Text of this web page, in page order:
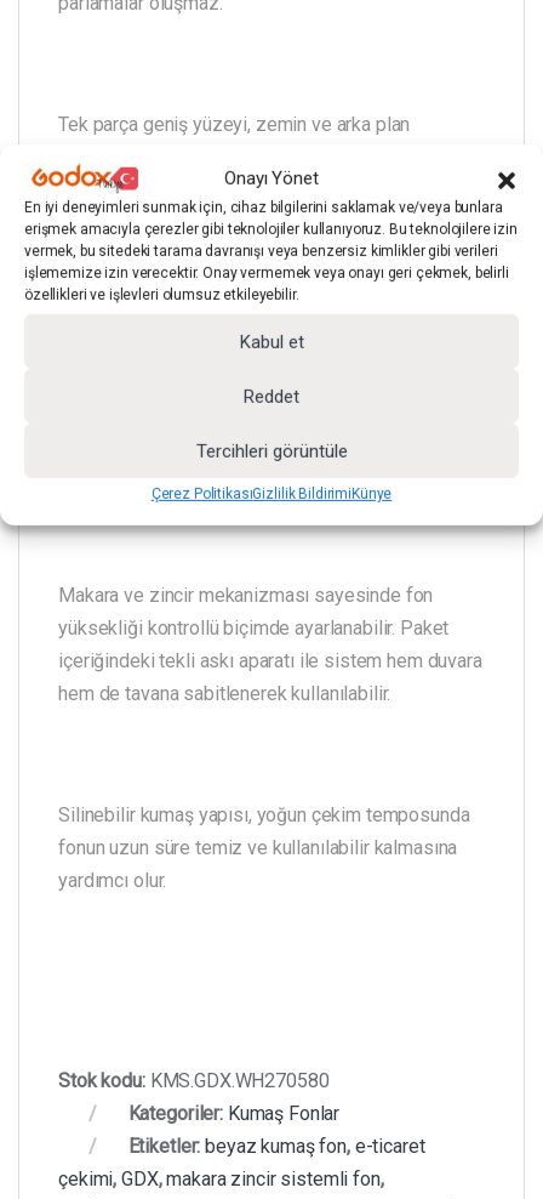
Onayı Yönet
En iyi deneyimleri sunmak için, cihaz bilgilerini saklamak ve/veya bunlara
erişmek amacıyla çerezler gibi teknolojiler kullanıyoruz. Bu teknolojilere izin
vermek, bu sitedeki tarama davranışı veya benzersiz kimlikler gibi verileri
işlememize izin verecektir. Onay vermemek veya onayı geri çekmek, belirli
özellikleri ve işlevleri olumsuz etkileyebilir.
Kabul et
Reddet
Tercihleri görüntüle
Çerez PolitikasıGizlilik BildirimiKünye
Tek parça geniş yüzeyi, zemin ve arka plan
sağlar. Bu özellik; e-ticaret ürün çekimleri, portreler,
sosyal medya ve video prodüksiyonlarında büyük
avantaj sunar.
şekilde gönderilir. Boru ile birlikte sistemin toplam
genişliği yaklaşık310 cm’ye ulaşır ve stabil bir
Makara ve zincir mekanizması sayesinde fon
yüksekliği kontrollü biçimde ayarlanabilir. Paket
içeriğindeki tekli askı aparatı ile sistem hem duvara
hem de tavana sabitlenerek kullanılabilir.
Silinebilir kumaş yapısı, yoğun çekim temposunda
fonun uzun süre temiz ve kullanılabilir kalmasına
yardımcı olur.
Stok kodu: KMS.GDX.WH270580
Kategoriler: Kumaş Fonlar
Etiketler: beyaz kumaş fon, e-ticaret
çekimi,GDX,makara zincir sistemli fon,